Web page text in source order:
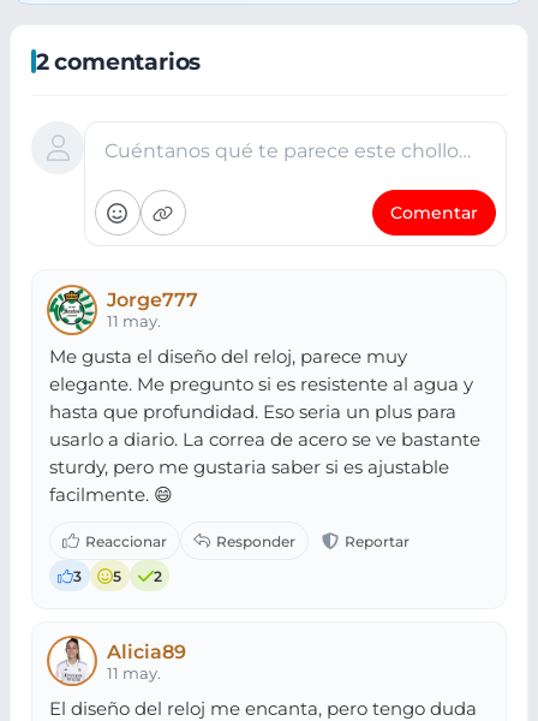
2 comentarios
Cuéntanos qué te parece este chollo…
Comentar
Jorge777
11 may.
Me gusta el diseño del reloj, parece muy
elegante. Me pregunto si es resistente al agua y
hasta que profundidad. Eso seria un plus para
usarlo a diario. La correa de acero se ve bastante
sturdy, pero me gustaria saber si es ajustable
facilmente. 😄
3 5 2
Alicia89
11 may.
El diseño del reloj me encanta, pero tengo duda